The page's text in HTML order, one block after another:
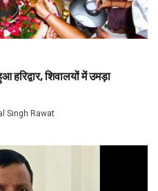
शिवालयों में उमड़ा
Singh Rawat